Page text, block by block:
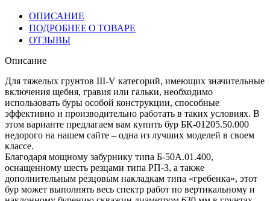
ОПИСАНИЕ
ПОДРОБНЕЕ О ТОВАРЕ
ОТЗЫВЫ
Описание
Для тяжелых грунтов III-V категорий, имеющих значительные
включения щебня, гравия или гальки, необходимо
использовать буры особой конструкции, способные
эффективно и производительно работать в таких условиях. В
этом варианте предлагаем вам купить бур БК-01205.50.000
недорого на нашем сайте – одна из лучших моделей в своем
классе.
Благодаря мощному забурнику типа Б-50А.01.400,
оснащенному шесть резцами типа РП-3, а также
дополнительным резцовым накладкам типа «гребенка», этот
бур может выполнять весь спектр работ по вертикальному и